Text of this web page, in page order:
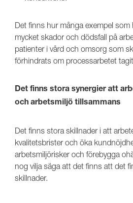
Det finns hur många exempel
mycket skador och dödsfall på
patienter i vård och omsorg som
förhindrats om processarbetet
Det finns stora synergier att
och arbetsmiljö tillsammans
Det finns stora skillnader i att
kvalitetsbrister och öka
arbetsmiljörisker och förebygga
nog vilja säga att det finns att det
skillnader.